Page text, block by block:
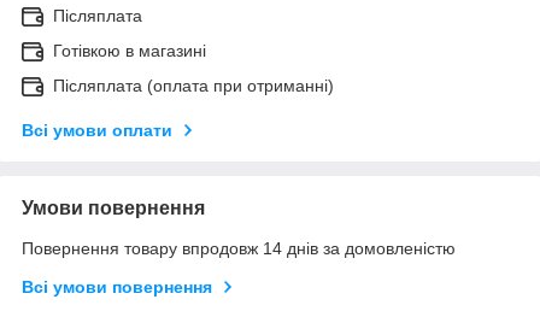
Післяплата
Готівкою в магазині
Післяплата (оплата при отриманні)
Всі умови оплати
Умови повернення
Повернення товару впродовж 14 днів за домовленістю
Всі умови повернення